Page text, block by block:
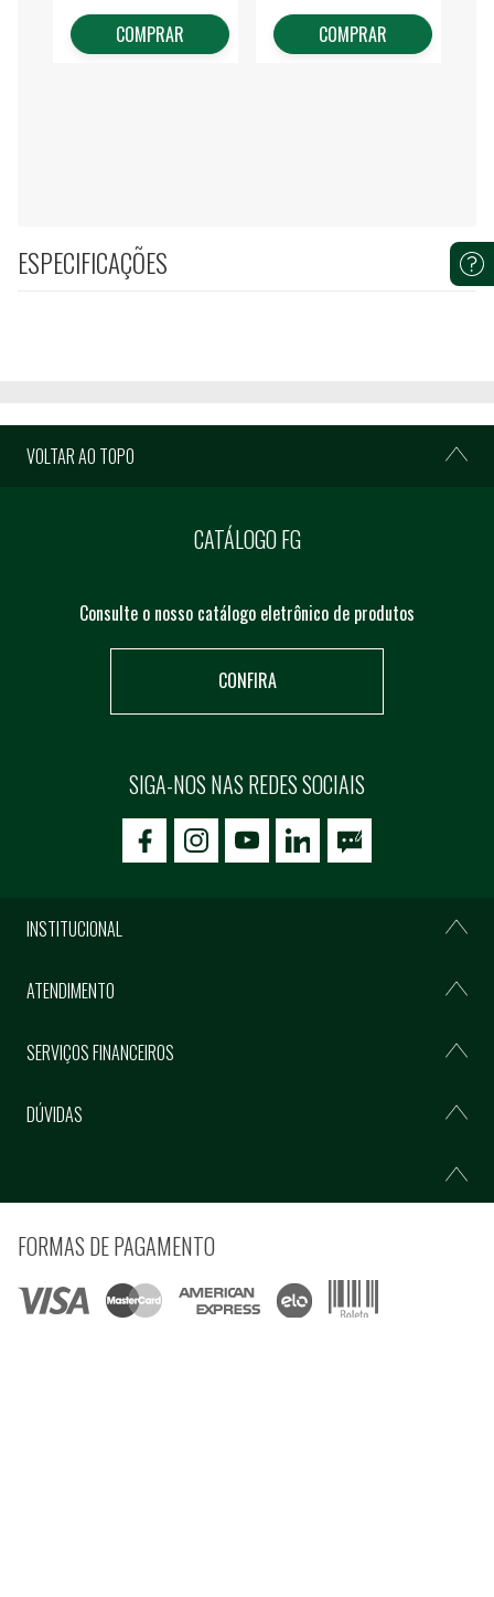
COMPRAR COMPRAR
ESPECIFICAÇÕES
VOLTAR AO TOPO
CATÁLOGO FG
Consulte o nosso catálogo eletrônico de produtos
CONFIRA
SIGA-NOS NAS REDES SOCIAIS
icon-facebookicon-social02icon-social03
INSTITUCIONAL
ATENDIMENTO
SERVIÇOS FINANCEIROS
DÚVIDAS
FORMAS DE PAGAMENTO